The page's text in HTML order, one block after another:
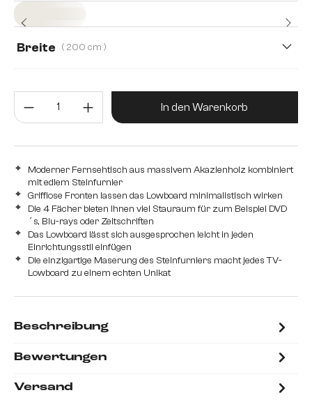
Breite ( 200 cm )
Produkt Anzahl: Gib den
In den Warenkorb
Moderner Fernsehtisch aus massivem Akazienholz kombiniert
mit edlem Steinfurnier
Grifflose Fronten lassen das Lowboard minimalistisch wirken
Die 4 Fächer bieten Ihnen viel Stauraum für zum Beispiel DVD
´s, Blu-rays oder Zeitschriften
Das Lowboard lässt sich ausgesprochen leicht in jeden
Einrichtungsstil einfügen
Die einzigartige Maserung des Steinfurniers macht jedes TV-
Lowboard zu einem echten Unikat
Beschreibung
Bewertungen
Versand